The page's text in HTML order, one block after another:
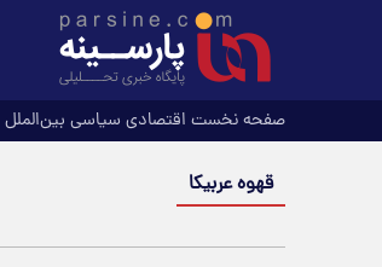
صفحه نخست اقتصادی سیاسی بین‌الملل
قهوه عربیکا